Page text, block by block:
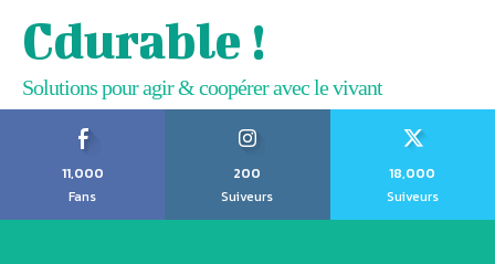
Cdurable !
Solutions pour agir & coopérer avec le vivant
11,000
Fans
200
Suiveurs
18,000
Suiveurs